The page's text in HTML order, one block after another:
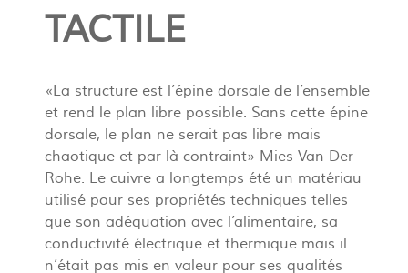
TACTILE
«La structure est l’épine dorsale de l’ensemble
et rend le plan libre possible. Sans cette épine
dorsale, le plan ne serait pas libre mais
chaotique et par là contraint» Mies Van Der
Rohe. Le cuivre a longtemps été un matériau
utilisé pour ses propriétés techniques telles
que son adéquation avec l’alimentaire, sa
conductivité électrique et thermique mais il
n’était pas mis en valeur pour ses qualités